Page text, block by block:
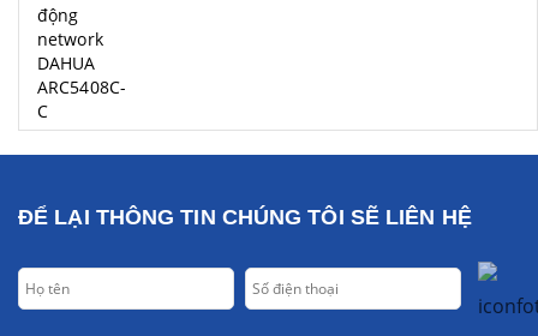
ĐỂ LẠI THÔNG TIN CHÚNG TÔI SẼ LIÊN HỆ